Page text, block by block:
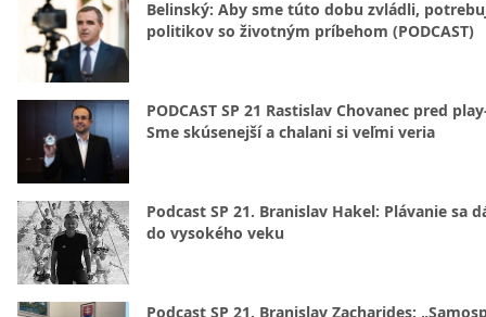
Belinský: Aby sme túto dobu zvládli,
politikov so životným príbehom (PODCAST)
PODCAST SP 21 Rastislav Chovanec pred
Sme skúsenejší a chalani si veľmi veria
Podcast SP 21. Branislav Hakel: Plávanie sa
do vysokého veku
Podcast SP 21. Branislav Zacharides: